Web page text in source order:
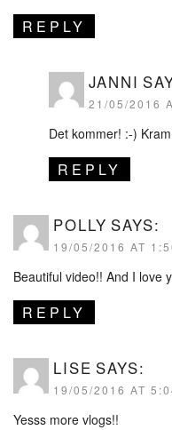
REPLY
JANNI
21/05/2016
Det kommer! :-)
REPLY
POLLY SAYS:
19/05/2016 AT
Beautiful video!! And I love
REPLY
LISE SAYS:
19/05/2016 AT
Yesss more vlogs!!